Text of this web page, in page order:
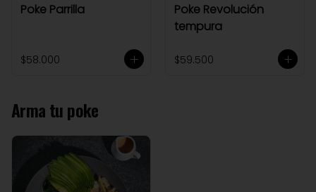
Poke Parrilla
$58.000
Poke Revolución
tempura
$59.500
Arma tu poke